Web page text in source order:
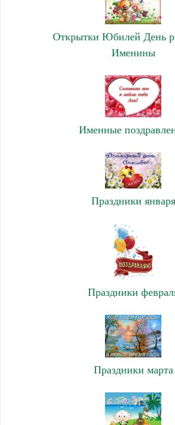
Открытки Юбилей День
Именины
Именные
Праздники января
Праздники
Праздники марта